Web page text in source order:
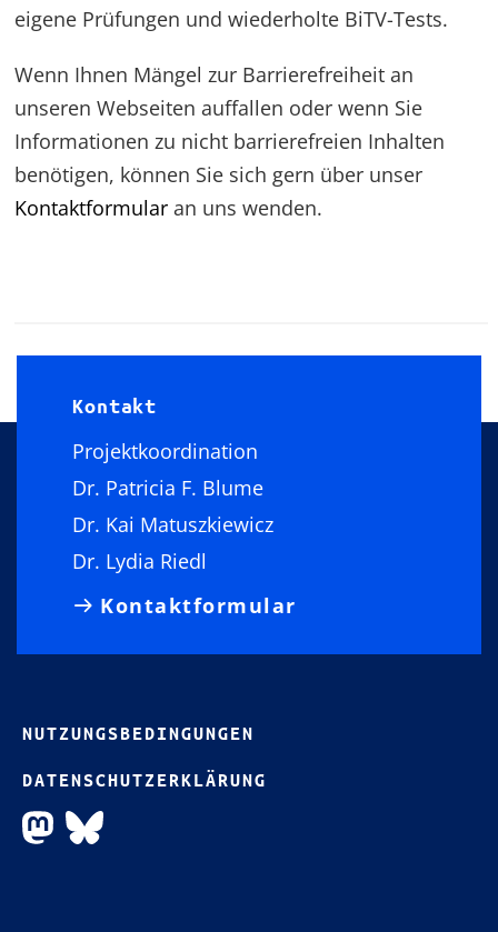
eigene Prüfungen und wiederholte BiTV-Tests.
Wenn Ihnen Mängel zur Barrierefreiheit an
unseren Webseiten auffallen oder wenn Sie
Informationen zu nicht barrierefreien Inhalten
benötigen, können Sie sich gern über unser
Kontaktformular an uns wenden.
Kontakt
Projektkoordination
Dr. Patricia F. Blume
Dr. Kai Matuszkiewicz
Dr. Lydia Riedl
Kontaktformular
NUTZUNGSBEDINGUNGEN
DATENSCHUTZERKLÄRUNG